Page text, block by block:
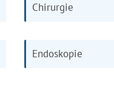
Chirurgie
Endoskopie